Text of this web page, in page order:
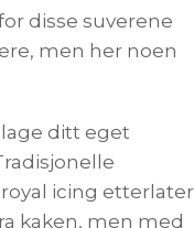
disse suverene
men her noen
ditt eget
icing etterlater
kaken, men med